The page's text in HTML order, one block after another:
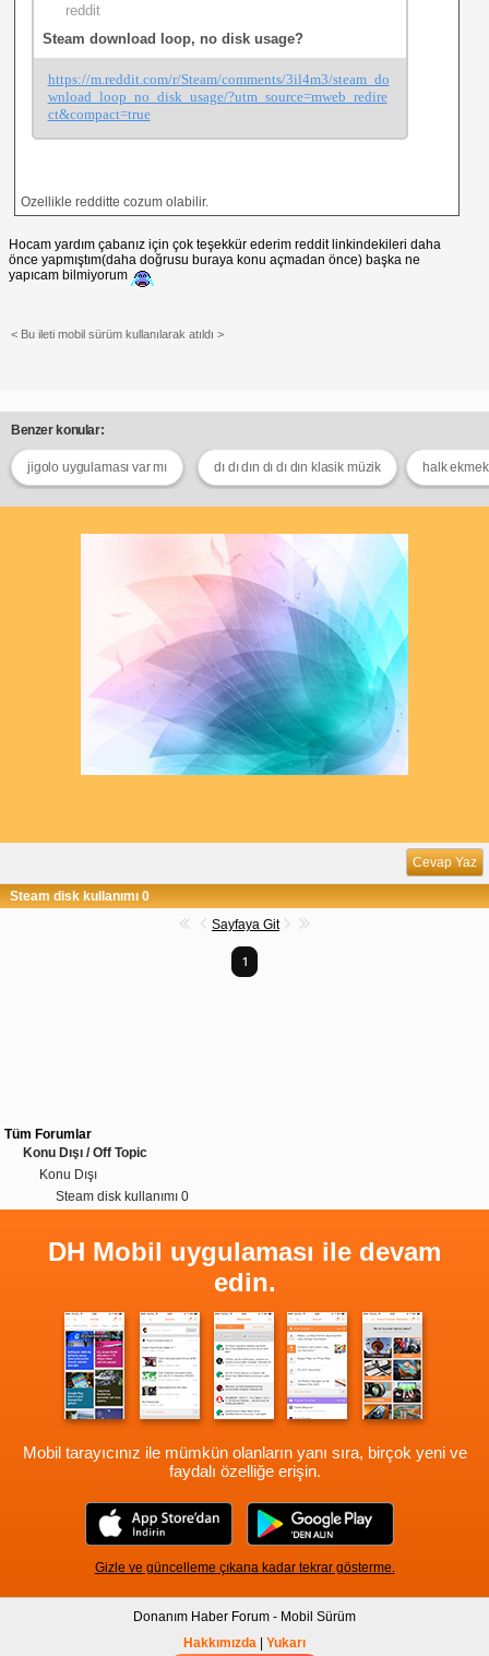
reddit
Steam download loop, no disk usage?
https://m.reddit.com/r/Steam/comments/3il4m3/steam_do
wnload_loop_no_disk_usage/?utm_source=mweb_redire
ct&compact=true
Ozellikle redditte cozum olabilir.
Hocam yardım çabanız için çok teşekkür ederim reddit linkindekileri daha
önce yapmıştım(daha doğrusu buraya konu açmadan önce) başka ne
yapıcam bilmiyorum
< Bu ileti mobil sürüm kullanılarak atıldı >
Benzer konular:
jigolo uygulaması var mı dı dı dın dı dı dın klasik müzik halk
Cevap Yaz
Steam disk kullanımı 0
Sayfaya Git
1
Tüm Forumlar
Konu Dışı / Off Topic
Konu Dışı
Steam disk kullanımı 0
DH Mobil uygulaması ile devam
edin.
Mobil tarayıcınız ile mümkün olanların yanı sıra, birçok yeni ve
faydalı özelliğe erişin.
Gizle ve güncelleme çıkana kadar tekrar gösterme.
Donanım Haber Forum - Mobil Sürüm
Hakkımızda | Yukarı